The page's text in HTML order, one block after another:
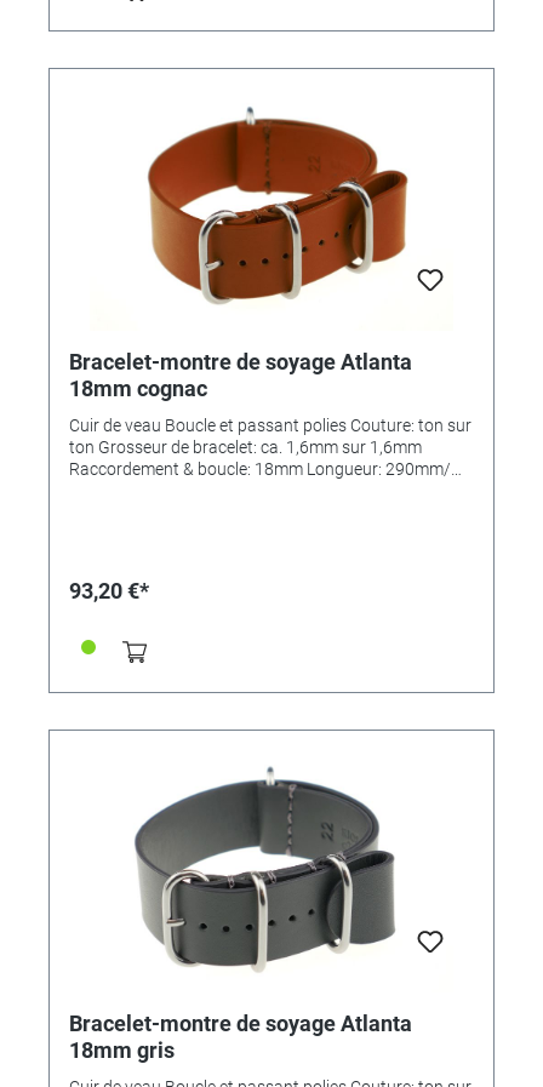
Bracelet-montre de soyage Atlanta
18mm cognac
Cuir de veau Boucle et passant polies Couture: ton sur
ton Grosseur de bracelet: ca. 1,6mm sur 1,6mm
Raccordement & boucle: 18mm Longueur: 290mm/
93,20 €*
Bracelet-montre de soyage Atlanta
18mm gris